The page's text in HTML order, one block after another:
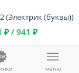
(Электрик (буквы))
₽ / 941 ₽